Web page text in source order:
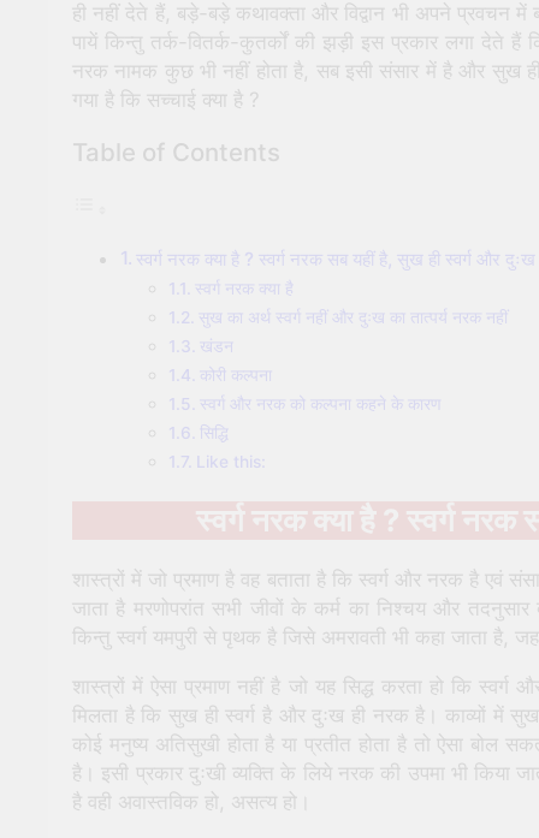
ही नहीं देते हैं, बड़े-बड़े कथावक्ता और विद्वान भी अपने
पायें किन्तु तर्क-वितर्क-कुतर्कों की झड़ी इस प्रकार लगा देते
नरक नामक कुछ भी नहीं होता है, सब इसी संसार में है और सुख
गया है कि सच्चाई क्या है ?
Table of Contents
स्वर्ग नरक क्या है ? स्वर्ग नरक सब यहीं है, सुख ही स्वर्ग और
स्वर्ग नरक क्या है
सुख का अर्थ स्वर्ग नहीं और दुःख का तात्पर्य नरक नहीं
खंडन
कोरी कल्पना
स्वर्ग और नरक को कल्पना कहने के कारण
सिद्धि
Like this:
स्वर्ग नरक क्या है ? स्वर्ग
शास्त्रों में जो प्रमाण है वह बताता है कि स्वर्ग और नरक है एवं
जाता है मरणोपरांत सभी जीवों के कर्म का निश्चय और
किन्तु स्वर्ग यमपुरी से पृथक है जिसे अमरावती भी कहा जाता है,
शास्त्रों में ऐसा प्रमाण नहीं है जो यह सिद्ध करता हो कि
मिलता है कि सुख ही स्वर्ग है और दुःख ही नरक है। काव्यों में
कोई मनुष्य अतिसुखी होता है या प्रतीत होता है तो ऐसा बोल
है। इसी प्रकार दुःखी व्यक्ति के लिये नरक की उपमा भी किया
है वही अवास्तविक हो, असत्य हो।